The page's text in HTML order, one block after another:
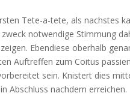
Tete-a-tete, als nachstes
notwendige Stimmung
Ebendiese oberhalb
Auftreffen zum Coitus
sein. Knistert dies
Abschluss nachdem erreichen.